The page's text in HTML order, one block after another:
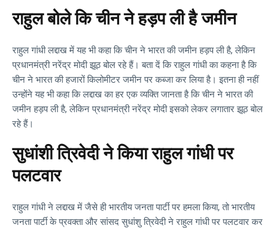
राहुल बोले कि चीन ने हड़प ली है जमीन
राहुल गांधी लद्दाख में यह भी कहा कि चीन ने भारत की जमीन हड़प ली है, लेकिन
प्रधानमंत्री नरेंद्र मोदी झूठ बोल रहे हैं। बता दें कि राहुल गांधी का कहना है कि
चीन ने भारत की हजारों किलोमीटर जमीन पर कब्जा कर लिया है। इतना ही नहीं
उन्होंने यह भी कहा कि लद्दाख का हर एक व्यक्ति जानता है कि चीन ने भारत की
जमीन हड़प ली है, लेकिन प्रधानमंत्री नरेंद्र मोदी इसको लेकर लगातार झूठ बोल
रहे हैं।
सुधांशी त्रिवेदी ने किया राहुल गांधी पर
पलटवार
राहुल गांधी ने लद्दाख में जैसे ही भारतीय जनता पार्टी पर हमला किया, तो भारतीय
जनता पार्टी के प्रवक्ता और सांसद सुधांशु त्रिवेदी ने राहुल गांधी पर पलटवार कर